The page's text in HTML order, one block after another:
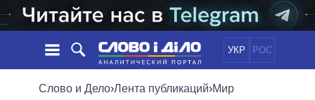
УКР РОС
НОВОСТИ
Слово и Дело›Лента публикаций›Мир